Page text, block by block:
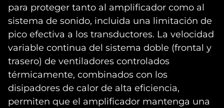
para proteger tanto al amplificador como al
sistema de sonido, incluida una limitación de
pico efectiva a los transductores. La velocidad
variable continua del sistema doble (frontal y
trasero) de ventiladores controlados
térmicamente, combinados con los
disipadores de calor de alta eficiencia,
permiten que el amplificador mantenga una